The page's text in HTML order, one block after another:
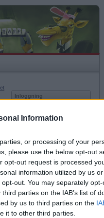
Information
or processing of your
please use the below opt-out
opt-out request is processed
information utilized by us
out. You may separately
parties on the IAB’s list of
by us to third parties on the
it to other third parties.
»
Inloggning
Kom ihåg mig
Glömt ditt lösenord?
Få ny aktiveringslänk
Betapet är gratis!